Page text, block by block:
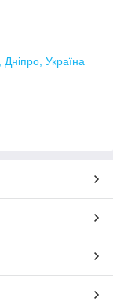
Україна